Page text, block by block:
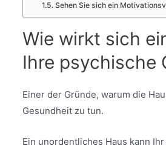
Sehen Sie sich ein
Wie wirkt sich
Ihre psychische
Einer der Gründe, warum die
Gesundheit zu tun.
Ein unordentliches Haus kann